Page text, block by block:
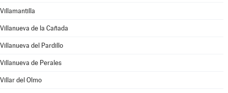
Villamantilla
Villanueva de la Cañada
Villanueva del Pardillo
Villanueva de Perales
Villar del Olmo